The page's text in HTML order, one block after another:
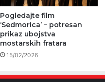
Pogledajte film
‘Sedmorica’ – potresan
prikaz ubojstva
mostarskih fratara
15/02/2026